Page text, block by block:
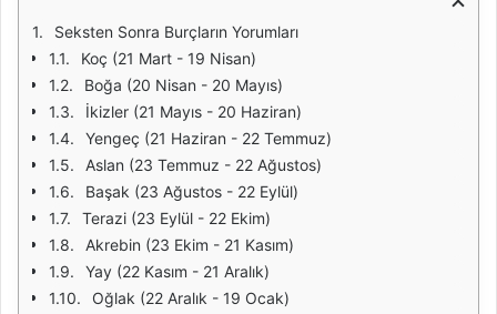
Seksten Sonra Burçların Yorumları
Koç (21 Mart - 19 Nisan)
Boğa (20 Nisan - 20 Mayıs)
İkizler (21 Mayıs - 20 Haziran)
Yengeç (21 Haziran - 22 Temmuz)
Aslan (23 Temmuz - 22 Ağustos)
Başak (23 Ağustos - 22 Eylül)
Terazi (23 Eylül - 22 Ekim)
Akrebin (23 Ekim - 21 Kasım)
Yay (22 Kasım - 21 Aralık)
Oğlak (22 Aralık - 19 Ocak)